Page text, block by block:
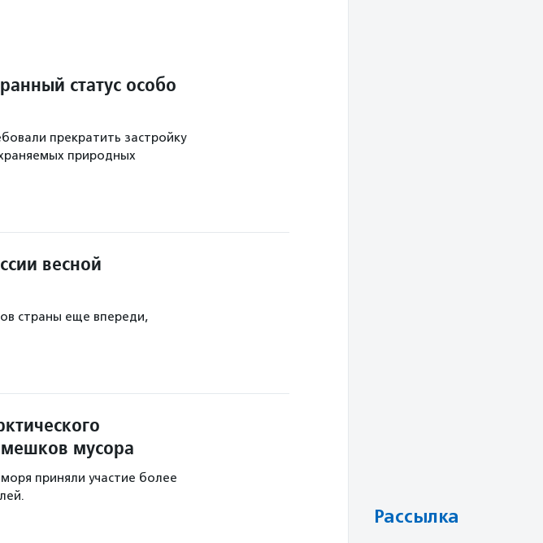
статус особо
прекратить застройку
природных
весной
страны еще впереди,
мусора
приняли участие более
Рассылка